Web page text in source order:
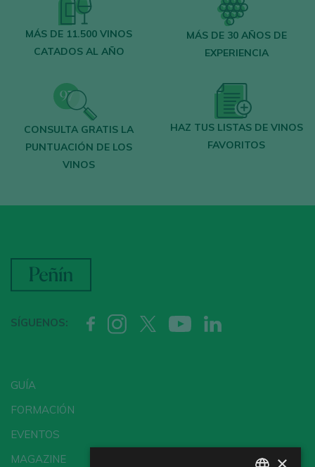
MÁS DE 11.500 VINOS
CATADOS AL AÑO
MÁS DE 30 AÑOS DE
EXPERIENCIA
CONSULTA GRATIS LA
PUNTUACIÓN DE LOS
VINOS
HAZ TUS LISTAS DE VINOS
FAVORITOS
SÍGUENOS:
GUÍA
FORMACIÓN
EVENTOS
MAGAZINE